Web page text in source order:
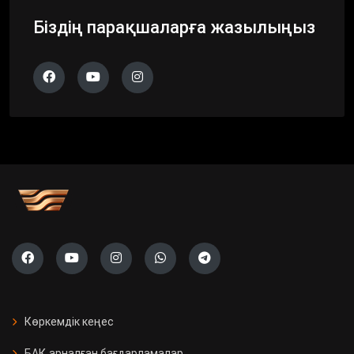
Біздің парақшаларға жазылыңыз
Көркемдік кеңес